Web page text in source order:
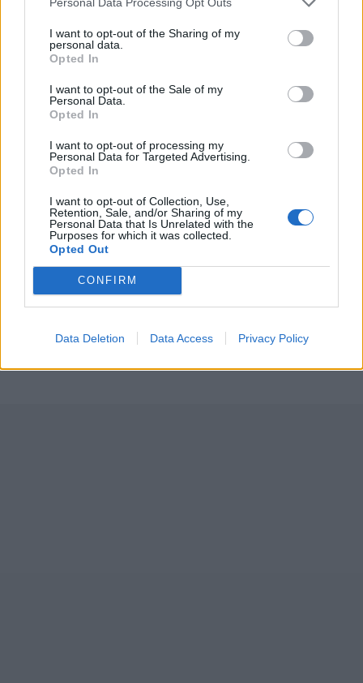
I want to opt-out of the Sharing of my
personal data.
Opted In
I want to opt-out of the Sale of my
Personal Data.
Opted In
I want to opt-out of processing my
Personal Data for Targeted Advertising.
Opted In
I want to opt-out of Collection, Use,
Retention, Sale, and/or Sharing of my
Personal Data that Is Unrelated with the
Purposes for which it was collected.
Opted Out
CONFIRM
Data Deletion Data Access Privacy Policy
Η νοσοκόμα που έδωσε «Οξυγόνο» στον Αρσενίου